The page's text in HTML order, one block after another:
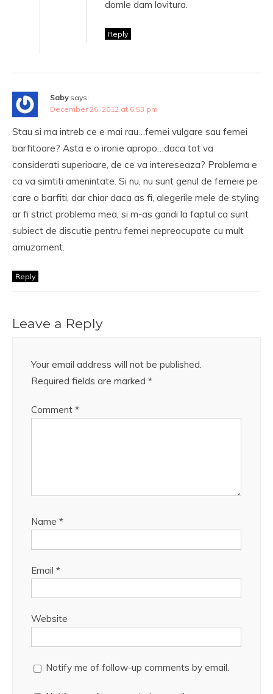
domle dam lovitura.
Reply
Saby says:
December 26, 2012 at 6:53 pm
Stau si ma intreb ce e mai rau…femei vulgare sau femei
barfitoare? Asta e o ironie apropo…daca tot va
considerati superioare, de ce va intereseaza? Problema e
ca va simtiti amenintate. Si nu, nu sunt genul de femeie pe
care o barfiti, dar chiar daca as fi, alegerile mele de styling
ar fi strict problema mea, si m-as gandi la faptul ca sunt
subiect de discutie pentru femei nepreocupate cu mult
amuzament.
Reply
Leave a Reply
Your email address will not be published.
Required fields are marked *
Comment *
Name *
Email *
Website
Notify me of follow-up comments by email.